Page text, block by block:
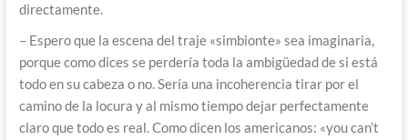
directamente.
– Espero que la escena del traje «simbionte» sea imaginaria,
porque como dices se perdería toda la ambigüedad de si está
todo en su cabeza o no. Sería una incoherencia tirar por el
camino de la locura y al mismo tiempo dejar perfectamente
claro que todo es real. Como dicen los americanos: «you can’t